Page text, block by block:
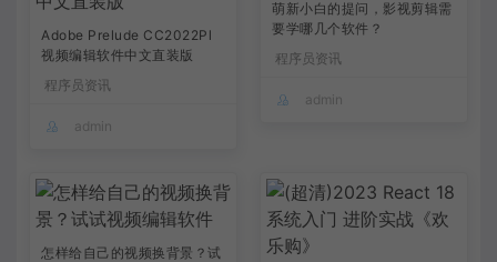
Adobe Prelude CC2022Pl
视频编辑软件中文直装版
程序员资讯
admin
萌新小白的提问，影视剪辑需
要学哪几个软件？
程序员资讯
admin
怎样给自己的视频换背景？试